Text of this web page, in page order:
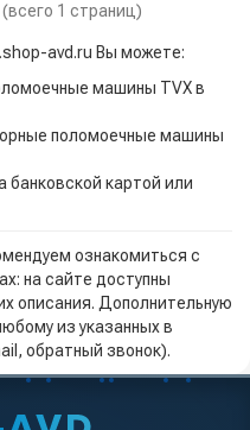
1 страниц)
avd.ru Вы можете:
машины TVX в
поломоечные машины
банковской картой или
ознакомиться с
на сайте доступны
описания. Дополнительную
из указанных в
обратный звонок).